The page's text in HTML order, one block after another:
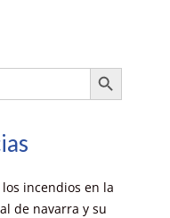
Botón de búsqueda
incendios en la
de navarra y su